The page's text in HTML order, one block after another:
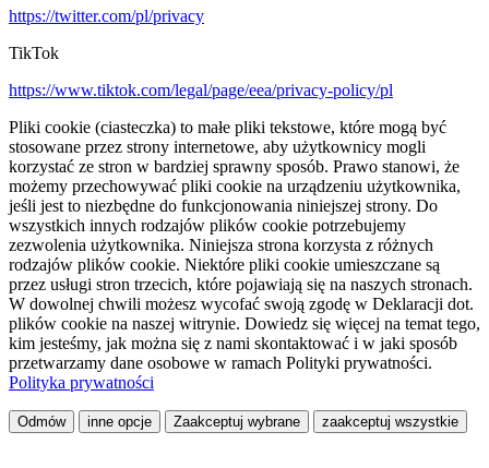
https://twitter.com/pl/privacy
TikTok
https://www.tiktok.com/legal/page/eea/privacy-policy/pl
Pliki cookie (ciasteczka) to małe pliki tekstowe, które mogą być
stosowane przez strony internetowe, aby użytkownicy mogli
korzystać ze stron w bardziej sprawny sposób. Prawo stanowi, że
możemy przechowywać pliki cookie na urządzeniu użytkownika,
jeśli jest to niezbędne do funkcjonowania niniejszej strony. Do
wszystkich innych rodzajów plików cookie potrzebujemy
zezwolenia użytkownika. Niniejsza strona korzysta z różnych
rodzajów plików cookie. Niektóre pliki cookie umieszczane są
przez usługi stron trzecich, które pojawiają się na naszych stronach.
W dowolnej chwili możesz wycofać swoją zgodę w Deklaracji dot.
plików cookie na naszej witrynie. Dowiedz się więcej na temat tego,
kim jesteśmy, jak można się z nami skontaktować i w jaki sposób
przetwarzamy dane osobowe w ramach Polityki prywatności.
Polityka prywatności
Odmów inne opcje Zaakceptuj wybrane zaakceptuj wszystkie